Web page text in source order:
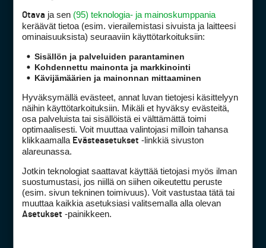
Golfpiste mediakortti
Mediahinnasto
Tietoa verkon kävijöistä
Golfpisteen yhteystiedot
DSA avoimuusraportti
Asiakaspalvelu
Avoinna ma–pe 8–16
Avoinna ma–pe 8–17
(digi) digi@otavamedia.fi
Tietosuojaseloste
Otava ja sen (95) teknologia- ja mainoskumppania
keräävät tietoa (esim. vierailemis­tasi sivuista ja laitteesi
ominaisuuk­sista) seuraaviin käyttötarkoituksiin:
Sisällön ja palveluiden parantaminen
Kohdennettu mainonta ja markkinointi
Kävijämäärien ja mainonnan mittaaminen
Hyväksymällä evästeet, annat luvan tietojesi käsittelyyn
näihin käyttötarkoituksiin. Mikäli et hyväksy evästeitä,
osa palveluista tai sisällöistä ei välttämättä toimi
optimaalisesti. Voit muuttaa valintojasi milloin tahansa
klikkaamalla Evästeasetukset -linkkiä sivuston
alareunassa.
Jotkin teknologiat saattavat käyttää tietojasi myös ilman
suostumustasi, jos niillä on siihen oikeutettu peruste
(esim. sivun tekninen toimivuus). Voit vastustaa tätä tai
muuttaa kaikkia asetuksiasi valitsemalla alla olevan
Asetukset -painikkeen.